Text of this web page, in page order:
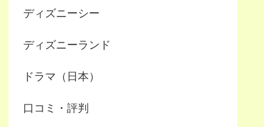
ディズニーシー
ディズニーランド
ドラマ（日本）
口コミ・評判